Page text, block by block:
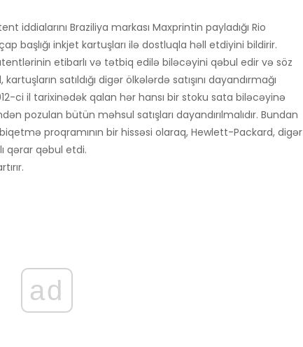
iddialarını Braziliya markası Maxprintin payladığı Rio
başlığı inkjet kartuşları ilə dostluqla həll etdiyini bildirir.
etibarlı və tətbiq edilə biləcəyini qəbul edir və söz
satıldığı digər ölkələrdə satışını dayandırmağı
ci il tarixinədək qalan hər hansı bir stoku sata biləcəyinə
pozulan bütün məhsul satışları dayandırılmalıdır. Bundan
proqramının bir hissəsi olaraq, Hewlett-Packard, digər
qərar qəbul etdi.
ad